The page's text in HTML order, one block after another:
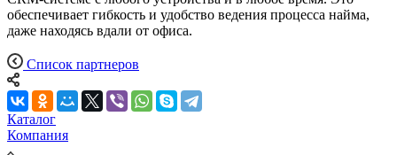
обеспечивает гибкость и удобство ведения процесса найма,
даже находясь вдали от офиса.
Список партнеров
Каталог
Компания